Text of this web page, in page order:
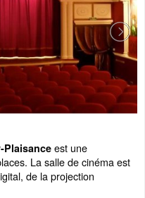
Plaisance est une
La salle de cinéma est
de la projection